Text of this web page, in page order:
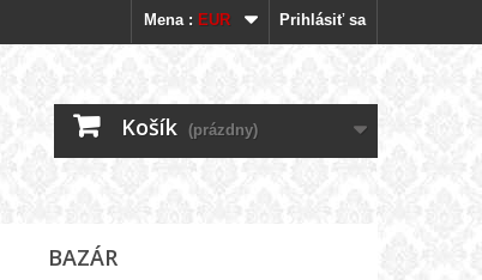
Prihlásiť sa
Mena : EUR
Košík (prázdny)
BAZÁR